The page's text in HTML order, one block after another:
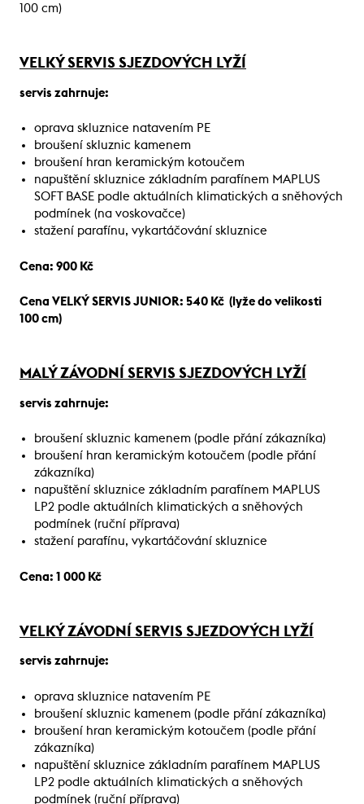
100 cm)
VELKÝ SERVIS SJEZDOVÝCH LYŽÍ
servis zahrnuje:
oprava skluznice natavením PE
broušení skluznic kamenem
broušení hran keramickým kotoučem
napuštění skluznice základním parafínem MAPLUS
SOFT BASE podle aktuálních klimatických a sněhových
podmínek (na voskovačce)
stažení parafínu, vykartáčování skluznice
Cena: 900 Kč
Cena VELKÝ SERVIS JUNIOR: 540 Kč (lyže do velikosti
100 cm)
MALÝ ZÁVODNÍ SERVIS SJEZDOVÝCH LYŽÍ
servis zahrnuje:
broušení skluznic kamenem (podle přání zákazníka)
broušení hran keramickým kotoučem (podle přání
zákazníka)
napuštění skluznice základním parafínem MAPLUS
LP2 podle aktuálních klimatických a sněhových
podmínek (ruční příprava)
stažení parafínu, vykartáčování skluznice
Cena: 1 000 Kč
VELKÝ ZÁVODNÍ SERVIS SJEZDOVÝCH LYŽÍ
servis zahrnuje:
oprava skluznice natavením PE
broušení skluznic kamenem (podle přání zákazníka)
broušení hran keramickým kotoučem (podle přání
zákazníka)
napuštění skluznice základním parafínem MAPLUS
LP2 podle aktuálních klimatických a sněhových
podmínek (ruční příprava)